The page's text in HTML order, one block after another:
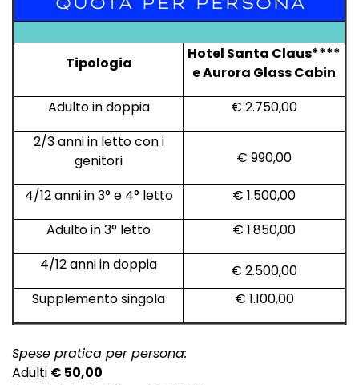
Tipologia
Hotel Santa Claus****
e Aurora Glass Cabin
Adulto in doppia
€ 2.750,00
2/3 anni in letto con i
genitori
€ 990,00
4/12 anni in 3° e 4° letto
€ 1.500,00
Adulto in 3° letto
€ 1.850,00
4/12 anni in doppia
€ 2.500,00
Supplemento singola
€ 1.100,00
Spese pratica per persona:
Adulti € 50,00